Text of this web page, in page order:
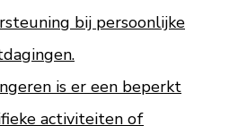
bij persoonlijke
is er een beperkt
activiteiten of